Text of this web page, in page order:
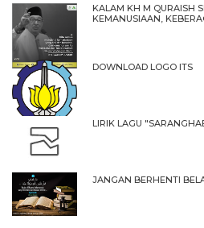
KALAM KH M QURAISH
KEMANUSIAAN,
DOWNLOAD LOGO ITS
LIRIK LAGU
JANGAN BERHENTI